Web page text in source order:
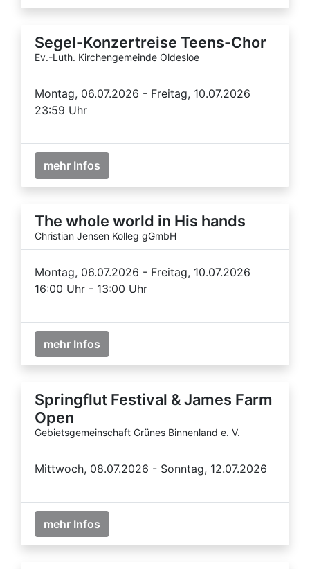
Segel-Konzertreise Teens-Chor
Ev.-Luth. Kirchengemeinde Oldesloe
Montag, 06.07.2026 - Freitag, 10.07.2026
23:59 Uhr
mehr Infos
The whole world in His hands
Christian Jensen Kolleg gGmbH
Montag, 06.07.2026 - Freitag, 10.07.2026
16:00 Uhr - 13:00 Uhr
mehr Infos
Springflut Festival & James Farm
Open
Gebietsgemeinschaft Grünes Binnenland e. V.
Mittwoch, 08.07.2026 - Sonntag, 12.07.2026
mehr Infos